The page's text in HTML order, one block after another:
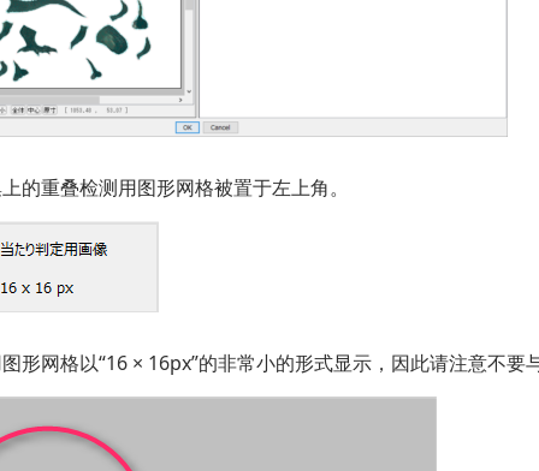
的重叠检测用图形网格被置于左上角。
形网格以“16 × 16px”的非常小的形式显示，因此请注意不要